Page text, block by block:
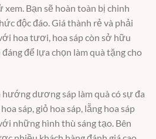
Bạn sẽ hoàn toàn bị chinh
độc đáo. Giá thành rẻ và phải
hoa tươi, hoa sáp còn sở hữu
để lựa chọn làm quà tặng cho
dương sáp làm quà có sự đa
sáp, giỏ hoa sáp, lẵng hoa sáp
những hình thù sáng tạo. Bên